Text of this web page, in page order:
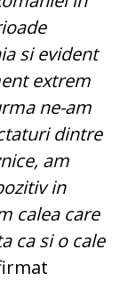
si evident
extrem
ne-am
dintre
am
in
calea care
ca si o cale